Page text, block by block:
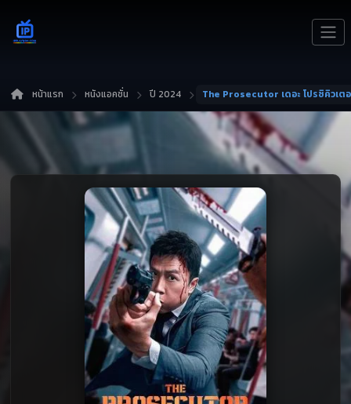
หน้าแรก หนังแอคชั่น ปี 2024